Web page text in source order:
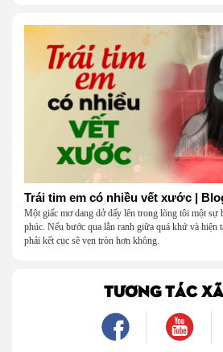
Trái tim em có nhiều vết xước |
Một giấc mơ dang dở dấy lên trong lòng tôi một sự
phúc. Nếu bước qua lằn ranh giữa quá khứ và hiện
phải kết cục sẽ vẹn tròn hơn không.
TƯƠNG TÁC